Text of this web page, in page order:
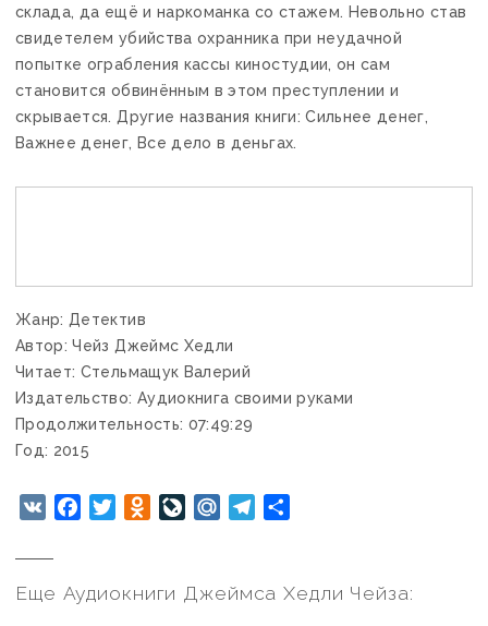
склада, да ещё и наркоманка со стажем. Невольно став
свидетелем убийства охранника при неудачной
попытке ограбления кассы киностудии, он сам
становится обвинённым в этом преступлении и
скрывается. Другие названия книги: Сильнее денег,
Важнее денег, Все дело в деньгах.
Жанр: Детектив
Автор: Чейз Джеймс Хедли
Читает: Стельмащук Валерий
Издательство: Аудиокнига своими руками
Продолжительность: 07:49:29
Год: 2015
VK Facebook
TwitterOdnoklassniki
LiveJournal
Mail.RuTelegram
Еще Аудиокниги Джеймса Хедли Чейза: